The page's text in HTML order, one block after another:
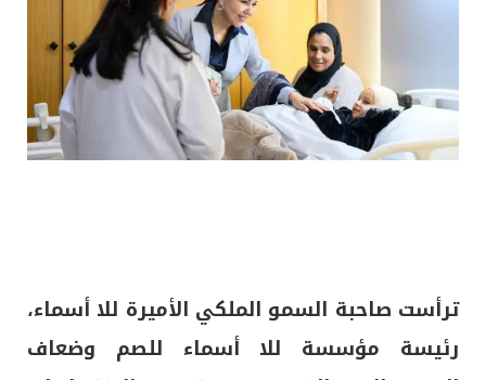
ترأست صاحبة السمو الملكي الأميرة للا أسماء،
رئيسة مؤسسة للا أسماء للصم وضعاف